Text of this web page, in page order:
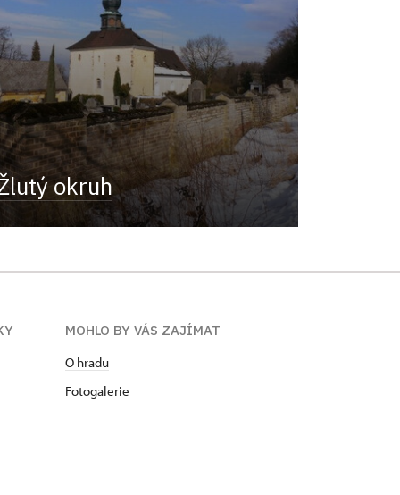
okruh
MOHLO BY VÁS ZAJÍMAT
O hradu
Fotogalerie